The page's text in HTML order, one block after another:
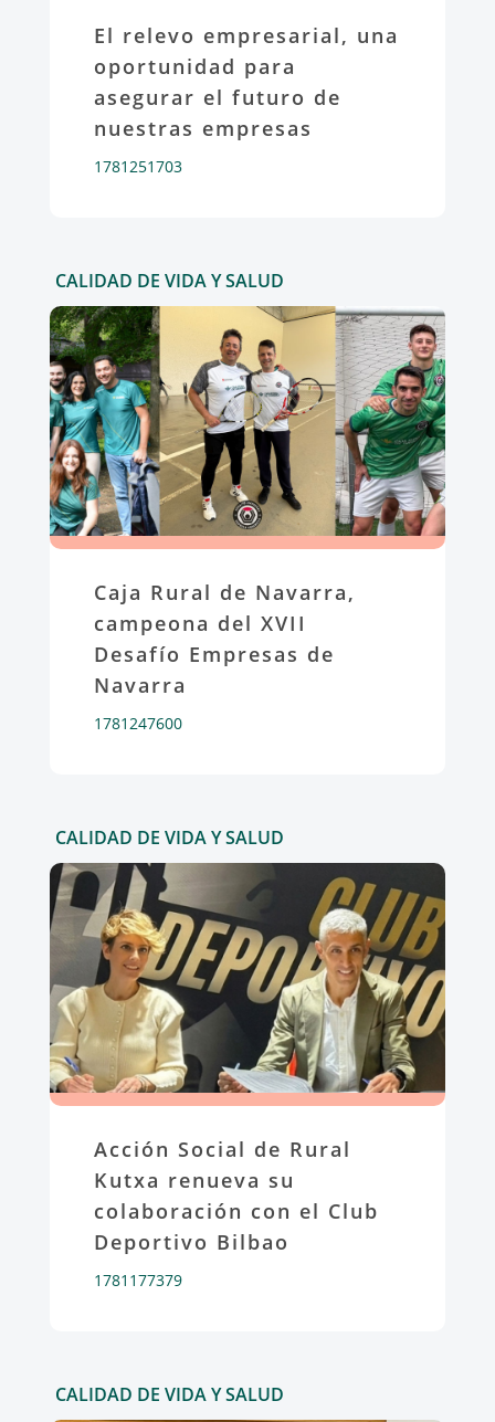
El relevo empresarial, una
oportunidad para
asegurar el futuro de
nuestras empresas
1781251703
CALIDAD DE VIDA Y SALUD
Caja Rural de Navarra,
campeona del XVII
Desafío Empresas de
Navarra
1781247600
CALIDAD DE VIDA Y SALUD
Acción Social de Rural
Kutxa renueva su
colaboración con el Club
Deportivo Bilbao
1781177379
CALIDAD DE VIDA Y SALUD